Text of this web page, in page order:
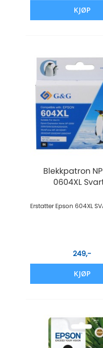
KJØP
Blekkpatron
0604XL
Erstatter Epson 604XL
249,-
KJØP